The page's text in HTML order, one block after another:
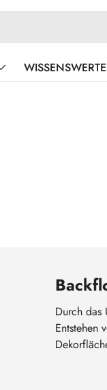
Durch das
Entstehen